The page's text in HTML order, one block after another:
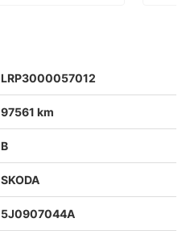
LRP3000057012
97561 km
B
SKODA
5J0907044A